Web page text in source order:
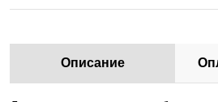
Контакты
Описание